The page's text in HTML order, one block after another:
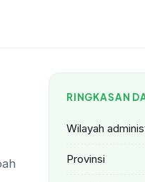
RINGKASAN
Wilayah
Provinsi